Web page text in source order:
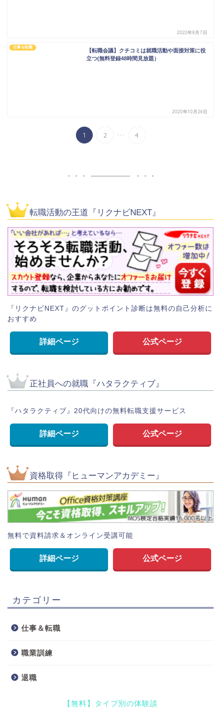
2022年8月7日
仕事＆転職
【転職会議】クチコミは就職活動や面接対策に役
立つ(無料登録48時間見放題）
2020年10月26日
1 2 ... 4
転職活動の王道『リクナビNEXT』
『リクナビNEXT』のグットポイント診断は無料の自己分析に
おすすめ
詳細ページ 公式ページ
正社員への就職『ハタラクティブ』
『ハタラクティブ』20代向けの無料転職支援サービス
詳細ページ 公式ページ
資格取得『ヒューマンアカデミー』
無料で資料請求＆オンライン受講可能
詳細ページ 公式ページ
カテゴリー
仕事＆転職
職業訓練
退職
【無料】タイプ別の体験談